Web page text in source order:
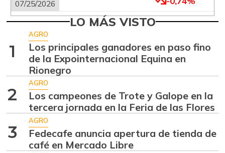
07/25/2026
Aguacate común
07/25/2026
$ 6.263,50
Aguacate hass
07/25/2026
$ 7.289,10
papelillo
07/25/2026
$ 7.925,44
-2,22%
Ahuyama
07/25/2026
$ 1.471,33
LO MÁS VISTO
1
AGRO
Los principales ganadores en paso fino
de la Expointernacional Equina en
Rionegro
2
AGRO
Los campeones de Trote y Galope en la
tercera jornada en la Feria de las Flores
3
AGRO
Fedecafe anuncia apertura de tienda de
café en Mercado Libre